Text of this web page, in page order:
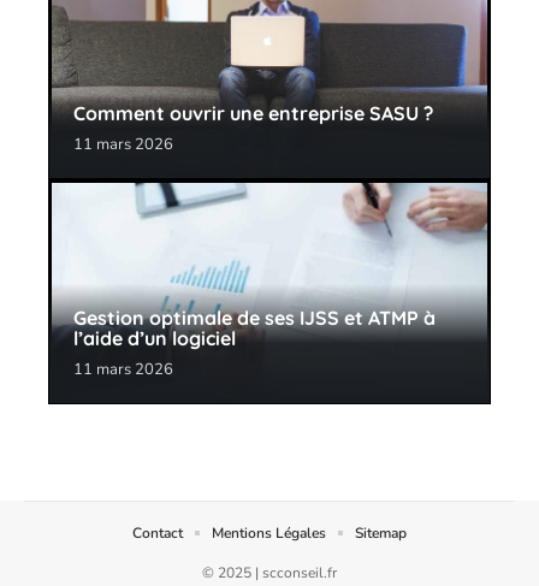
Comment ouvrir une entreprise SASU ?
11 mars 2026
Gestion optimale de ses IJSS et ATMP à
l’aide d’un logiciel
11 mars 2026
© 2025 | scconseil.fr
Contact Mentions Légales Sitemap